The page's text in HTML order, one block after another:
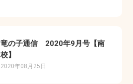
竜の子通信 2020年9月号【南
校】
2020年08月25日